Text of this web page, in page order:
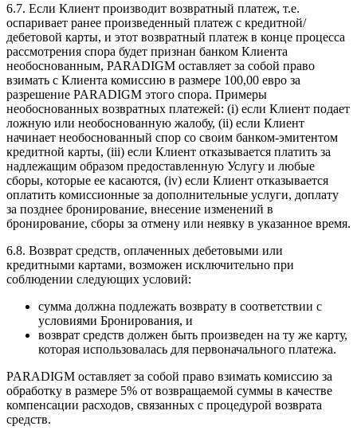
6.7. Если Клиент производит возвратный платеж, т.е.
оспаривает ранее произведенный платеж с кредитной/
дебетовой карты, и этот возвратный платеж в конце процесса
рассмотрения спора будет признан банком Клиента
необоснованным, PARADIGM оставляет за собой право
взимать с Клиента комиссию в размере 100,00 евро за
разрешение PARADIGM этого спора. Примеры
необоснованных возвратных платежей: (i) если Клиент подает
ложную или необоснованную жалобу, (ii) если Клиент
начинает необоснованный спор со своим банком-эмитентом
кредитной карты, (iii) если Клиент отказывается платить за
надлежащим образом предоставленную Услугу и любые
сборы, которые ее касаются, (iv) если Клиент отказывается
оплатить комиссионные за дополнительные услуги, доплату
за позднее бронирование, внесение изменений в
бронирование, сборы за отмену или неявку в указанное время.
6.8. Возврат средств, оплаченных дебетовыми или
кредитными картами, возможен исключительно при
соблюдении следующих условий:
сумма должна подлежать возврату в соответствии с
условиями Бронирования, и
возврат средств должен быть произведен на ту же карту,
которая использовалась для первоначального платежа.
PARADIGM оставляет за собой право взимать комиссию за
обработку в размере 5% от возвращаемой суммы в качестве
компенсации расходов, связанных с процедурой возврата
средств.